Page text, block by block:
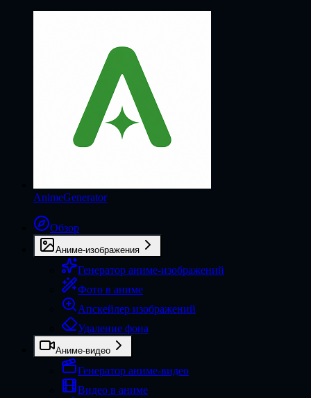
AnimeGenerator
Обзор
Аниме-изображения
Генератор аниме-изображений
Фото в аниме
Апскейлер изображений
Удаление фона
Аниме-видео
Генератор аниме-видео
Видео в аниме